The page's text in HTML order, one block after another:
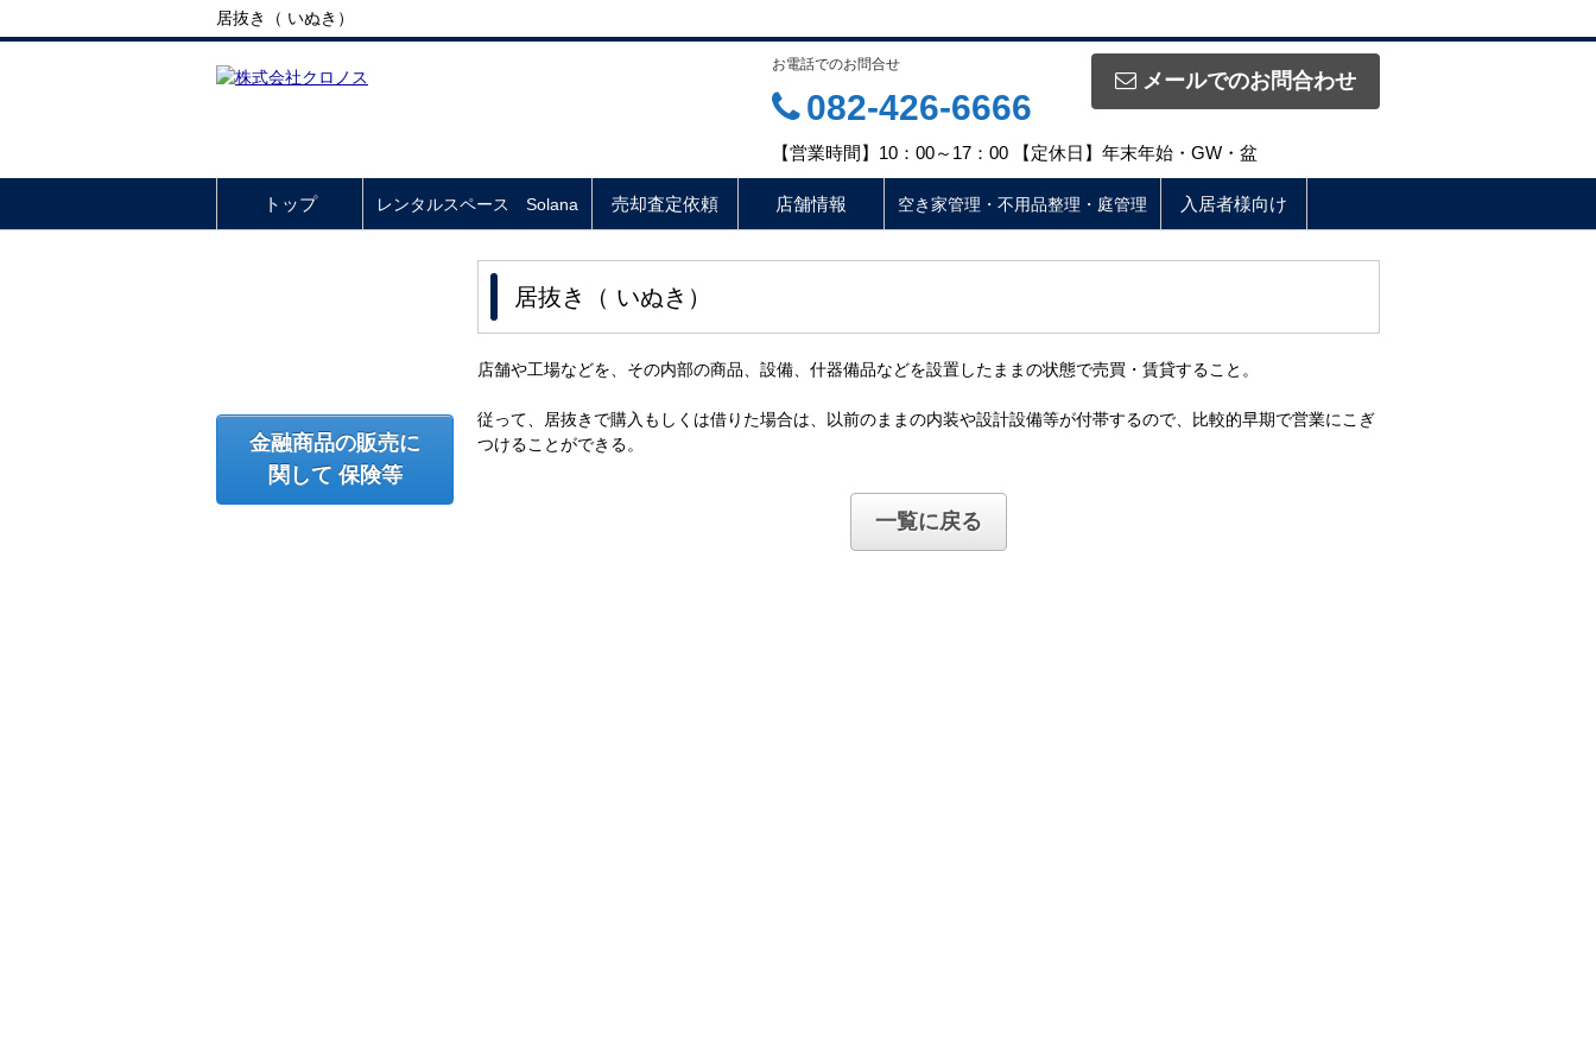
居抜き（ いぬき）
メールでのお問合わせ
お電話でのお問合せ
082-426-6666
【営業時間】10：00～17：00 【定休日】年末年始・GW・盆
トップ レンタルスペース Solana 売却査定依頼 店舗情報 空き家管理・不用品整理・庭管理 入居者様向け
金融商品の販売に
関して 保険等
居抜き（ いぬき）
店舗や工場などを、その内部の商品、設備、什器備品などを設置したままの状態で売買・賃貸すること。
従って、居抜きで購入もしくは借りた場合は、以前のままの内装や設計設備等が付帯するので、比較的早期で営業にこぎ
つけることができる。
一覧に戻る